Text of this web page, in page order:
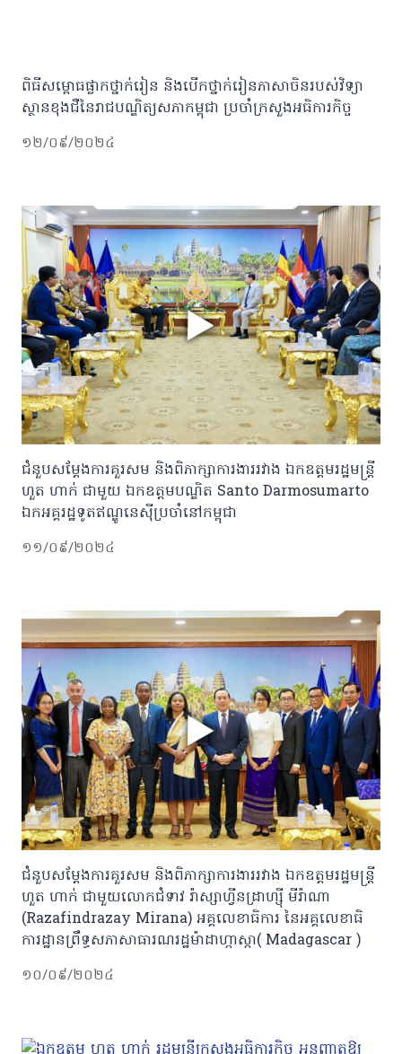
ពិធីសម្ពោធផ្លាកថ្នាក់រៀន និងបើកថ្នាក់រៀនភាសាចិនរបស់វិទ្យា
ស្ថានខុងជឺនៃរាជបណ្ឌិត្យសភាកម្ពុជា ប្រចាំក្រសួងអធិការកិច្ច
១២/០៩/២០២៤
ជំនួបសម្តែងការគួរសម និងពិភាក្សាការងាររវាង ឯកឧត្តមរដ្ឋមន្ត្រី
ហួត ហាក់ ជាមួយ ឯកឧត្តមបណ្ឌិត Santo Darmosumarto
ឯកអគ្គរដ្ឋទូតឥណ្ឌូនេស៊ីប្រចាំនៅកម្ពុជា
១១/០៩/២០២៤
ជំនួបសម្តែងការគួរសម និងពិភាក្សាការងាររវាង ឯកឧត្តមរដ្ឋមន្ត្រី
ហួត ហាក់ ជាមួយលោកជំទាវ រ៉ាស្សាហ្វីនដ្រាហ្ស៊ី មីរ៉ាណា
(Razafindrazay Mirana) អគ្គលេខាធិការ នៃអគ្គលេខាធិ
ការដ្ឋានព្រឹទ្ធសភាសាធារណរដ្ឋម៉ាដាហ្កាស្កា( Madagascar )
១០/០៩/២០២៤